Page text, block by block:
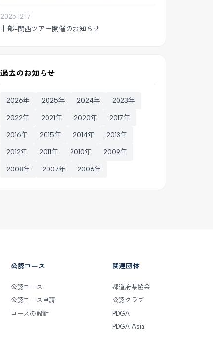
2025.12.17
中部-関西ツアー開催のお知らせ
過去のお知らせ
2026年 2025年 2024年 2023年
2022年 2021年 2020年 2017年
2016年 2015年 2014年 2013年
2012年 2011年 2010年 2009年
2008年 2007年 2006年
公認コース
公認コース
公認コース申請
コースの設計
関連団体
都道府県協会
公認クラブ
PDGA
PDGA Asia